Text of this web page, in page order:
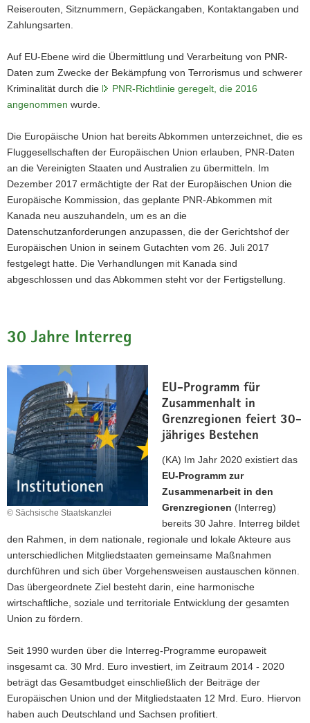
Reiserouten, Sitznummern, Gepäckangaben, Kontaktangaben und
Zahlungsarten.
Auf EU-Ebene wird die Übermittlung und Verarbeitung von PNR-
Daten zum Zwecke der Bekämpfung von Terrorismus und schwerer
Kriminalität durch die
PNR-Richtlinie geregelt, die 2016
angenommen wurde.
Die Europäische Union hat bereits Abkommen unterzeichnet, die es
Fluggesellschaften der Europäischen Union erlauben, PNR-Daten
an die Vereinigten Staaten und Australien zu übermitteln. Im
Dezember 2017 ermächtigte der Rat der Europäischen Union die
Europäische Kommission, das geplante PNR-Abkommen mit
Kanada neu auszuhandeln, um es an die
Datenschutzanforderungen anzupassen, die der Gerichtshof der
Europäischen Union in seinem Gutachten vom 26. Juli 2017
festgelegt hatte. Die Verhandlungen mit Kanada sind
abgeschlossen und das Abkommen steht vor der Fertigstellung.
30 Jahre Interreg
© Sächsische Staatskanzlei
EU-Programm für
Zusammenhalt in
Grenzregionen feiert 30-
jähriges Bestehen
(KA) Im Jahr 2020 existiert das
EU-Programm zur
Zusammenarbeit in den
Grenzregionen (Interreg)
bereits 30 Jahre. Interreg bildet
den Rahmen, in dem nationale, regionale und lokale Akteure aus
unterschiedlichen Mitgliedstaaten gemeinsame Maßnahmen
durchführen und sich über Vorgehensweisen austauschen können.
Das übergeordnete Ziel besteht darin, eine harmonische
wirtschaftliche, soziale und territoriale Entwicklung der gesamten
Union zu fördern.
Seit 1990 wurden über die Interreg-Programme europaweit
insgesamt ca. 30 Mrd. Euro investiert, im Zeitraum 2014 - 2020
beträgt das Gesamtbudget einschließlich der Beiträge der
Europäischen Union und der Mitgliedstaaten 12 Mrd. Euro. Hiervon
haben auch Deutschland und Sachsen profitiert.